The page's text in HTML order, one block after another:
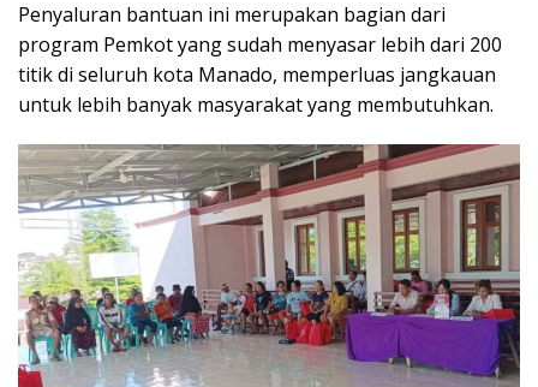
Penyaluran bantuan ini merupakan bagian dari
program Pemkot yang sudah menyasar lebih dari 200
titik di seluruh kota Manado, memperluas jangkauan
untuk lebih banyak masyarakat yang membutuhkan.